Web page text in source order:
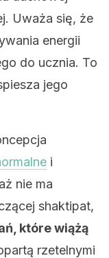
Uważa się, że
energii
do ucznia. To
jego
i
nie ma
shaktipat,
które wiążą
rzetelnymi